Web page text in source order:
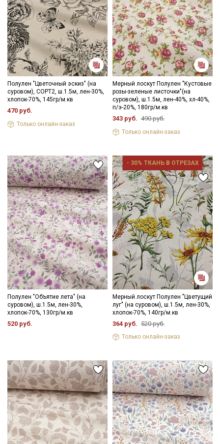
Полулен "Цветочный эскиз" (на
суровом), СОРТ2, ш.1.5м, лен-30%,
хлопок-70%, 145гр/м.кв
470 руб.
Только онлайн-заказ
Мерный лоскут Полулен "Кустовые
розы-зеленые листочки"(на
суровом), ш.1.5м, лен-40%, хл-40%,
п/э-20%, 180гр/м.кв
343 руб. 490 руб.
Только онлайн-заказ
Полулен "Объятие лета" (на
суровом), ш.1.5м, лен-30%,
хлопок-70%, 130гр/м.кв
520 руб.
- 30% ТКАНЬ В ОТРЕЗАХ
Мерный лоскут Полулен "Цветущий
луг" (на суровом), ш.1.5м, лен-30%,
хлопок-70%, 140гр/м.кв
364 руб. 520 руб.
Только онлайн-заказ